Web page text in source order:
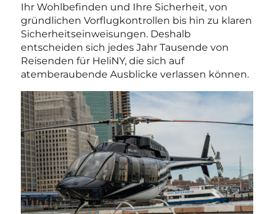
Ihr Wohlbefinden und Ihre Sicherheit, von
gründlichen Vorflugkontrollen bis hin zu klaren
Sicherheitseinweisungen. Deshalb
entscheiden sich jedes Jahr Tausende von
Reisenden für HeliNY, die sich auf
atemberaubende Ausblicke verlassen können.